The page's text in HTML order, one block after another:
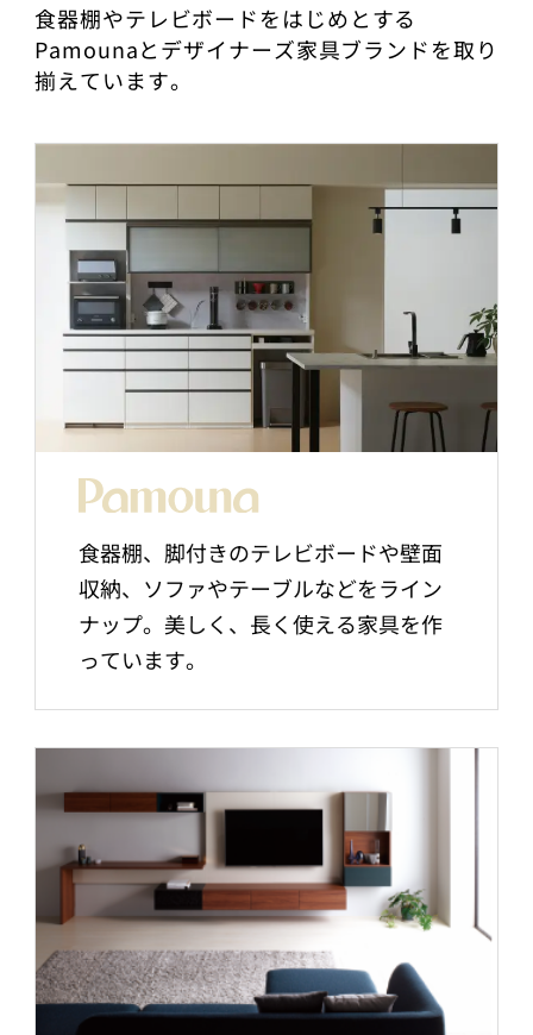
食器棚やテレビボードをはじめとする
Pamounaとデザイナーズ家具ブランドを取り
揃えています。
食器棚、脚付きのテレビボードや壁面
収納、ソファやテーブルなどをライン
ナップ。美しく、長く使える家具を作
っています。